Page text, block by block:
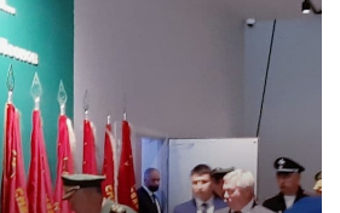
СТИЛЬ ЖИЗНИ
ХАЙП